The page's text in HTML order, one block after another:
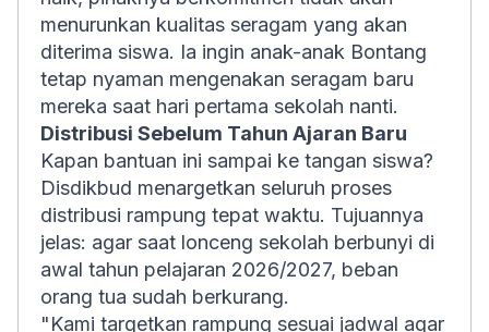
menurunkan kualitas seragam yang akan
diterima siswa. Ia ingin anak-anak Bontang
tetap nyaman mengenakan seragam baru
mereka saat hari pertama sekolah nanti.
Distribusi Sebelum Tahun Ajaran Baru
Kapan bantuan ini sampai ke tangan siswa?
Disdikbud menargetkan seluruh proses
distribusi rampung tepat waktu. Tujuannya
jelas: agar saat lonceng sekolah berbunyi di
awal tahun pelajaran 2026/2027, beban
orang tua sudah berkurang.
"Kami targetkan rampung sesuai jadwal agar